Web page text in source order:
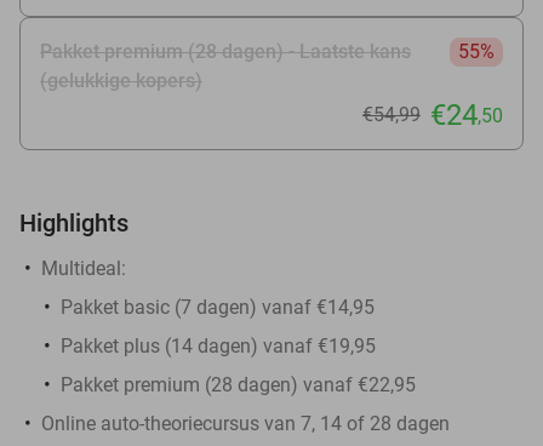
Pakket premium (28 dagen) - Laatste kans
(gelukkige kopers)
55%
€54,99 €24,50
Highlights
Multideal:
Pakket basic (7 dagen) vanaf €14,95
Pakket plus (14 dagen) vanaf €19,95
Pakket premium (28 dagen) vanaf €22,95
Online auto-theoriecursus van 7, 14 of 28 dagen